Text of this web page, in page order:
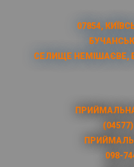
07854,
СЕЛИЩЕ НЕМІШАЄВЕ,
098-